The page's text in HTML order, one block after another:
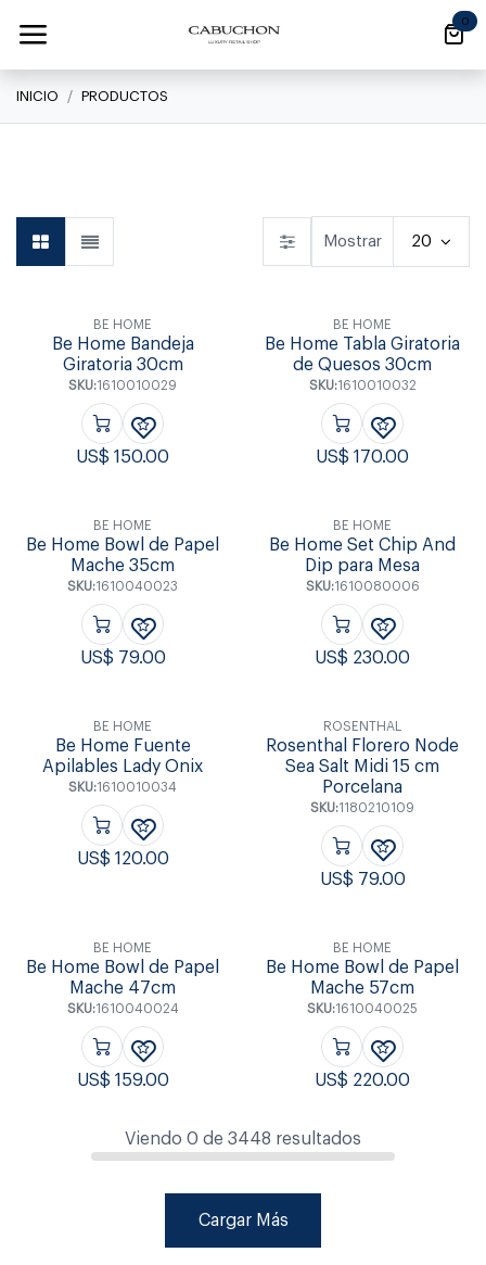
0
INICIO PRODUCTOS
Mostrar 20
BE HOME
Be Home Bandeja
Giratoria 30cm
SKU:1610010029
US$150.00
BE HOME
Be Home Tabla Giratoria
de Quesos 30cm
SKU:1610010032
US$170.00
BE HOME
Be Home Bowl de Papel
Mache 35cm
SKU:1610040023
US$ 79.00
BE HOME
Be Home Set Chip And
Dip para Mesa
SKU:1610080006
US$ 230.00
BE HOME
Be Home Fuente
Apilables Lady Onix
SKU:1610010034
US$ 120.00
ROSENTHAL
Rosenthal Florero Node
Sea Salt Midi 15 cm
Porcelana
SKU:1180210109
US$ 79.00
BE HOME
Be Home Bowl de Papel
Mache 47cm
SKU:1610040024
US$ 159.00
BE HOME
Be Home Bowl de Papel
Mache 57cm
SKU:1610040025
US$ 220.00
Viendo 0 de 3448 resultados
Cargar Más